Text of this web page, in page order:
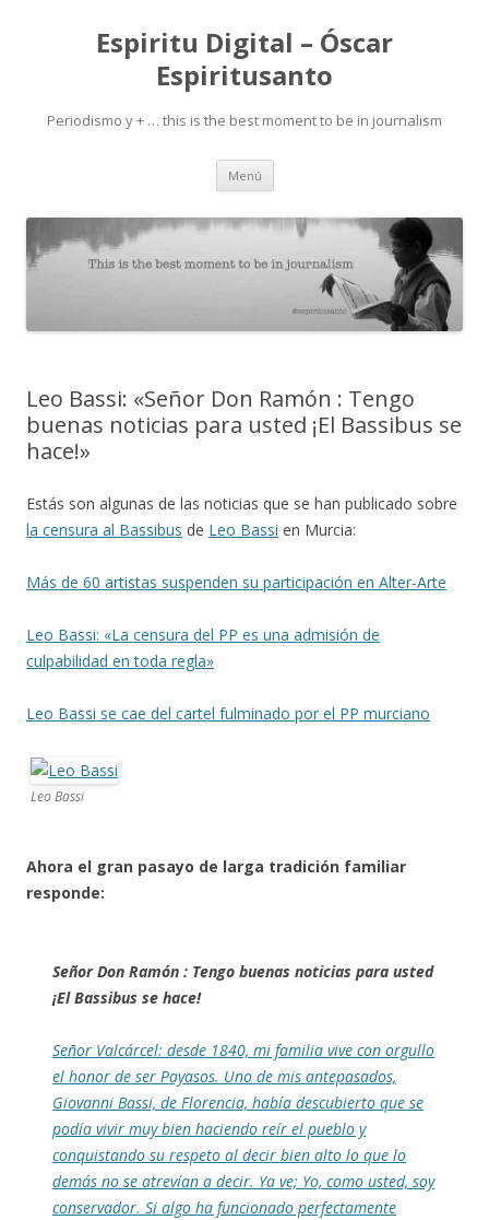
Espiritu Digital – Óscar
Espiritusanto
Periodismo y + … this is the best moment to be in journalism
Menú Ir
contenido
Leo Bassi: «Señor Don Ramón : Tengo
buenas noticias para usted ¡El Bassibus se
hace!»
Estás son algunas de las noticias que se han publicado sobre
la censura al Bassibus de Leo Bassi en Murcia:
Más de 60 artistas suspenden su participación en Alter-Arte
Leo Bassi: «La censura del PP es una admisión de
culpabilidad en toda regla»
Leo Bassi se cae del cartel fulminado por el PP murciano
Leo Bassi
Ahora el gran pasayo de larga tradición familiar
responde:
Señor Don Ramón : Tengo buenas noticias para usted
¡El Bassibus se hace!
Señor Valcárcel: desde 1840, mi familia vive con orgullo
el honor de ser Payasos. Uno de mis antepasados,
Giovanni Bassi, de Florencia, había descubierto que se
podía vivir muy bien haciendo reír el pueblo y
conquistando su respeto al decir bien alto lo que lo
demás no se atrevían a decir. Ya ve; Yo, como usted, soy
conservador. Si algo ha funcionado perfectamente